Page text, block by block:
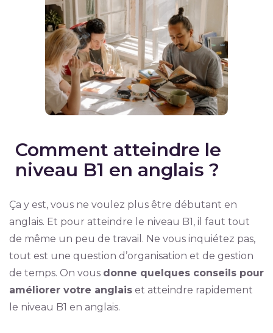
Comment atteindre le
niveau B1 en anglais ?
Ça y est, vous ne voulez plus être débutant en
anglais. Et pour atteindre le niveau B1, il faut tout
de même un peu de travail. Ne vous inquiétez pas,
tout est une question d’organisation et de gestion
de temps. On vous donne quelques conseils pour
améliorer votre anglaiset atteindre rapidement
le niveau B1 en anglais.